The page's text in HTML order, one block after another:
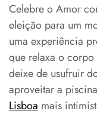
Celebre o Amor
eleição para um
uma experiência
que relaxa o
deixe de usufruir
aproveitar a
Lisboa mais